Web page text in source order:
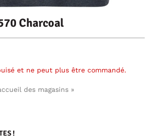
Charcoal
et ne peut plus être commandé.
des magasins »
!